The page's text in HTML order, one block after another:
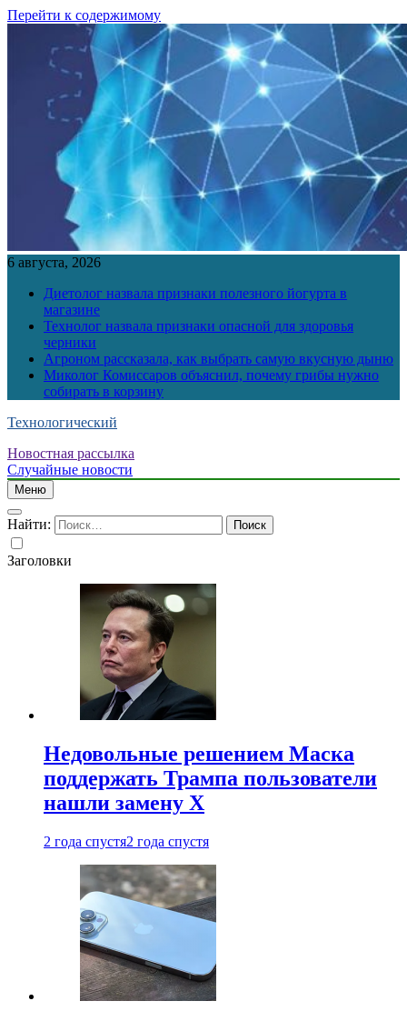
Перейти к содержимому
6 августа, 2026
Диетолог назвала признаки полезного йогурта в
магазине
Технолог назвала признаки опасной для здоровья
черники
Агроном рассказала, как выбрать самую вкусную дыню
Миколог Комиссаров объяснил, почему грибы нужно
собирать в корзину
Технологический
Новостная рассылка
Случайные новости
Меню
Найти:
Заголовки
Недовольные решением Маска
поддержать Трампа пользователи
нашли замену X
2 года спустя2 года спустя